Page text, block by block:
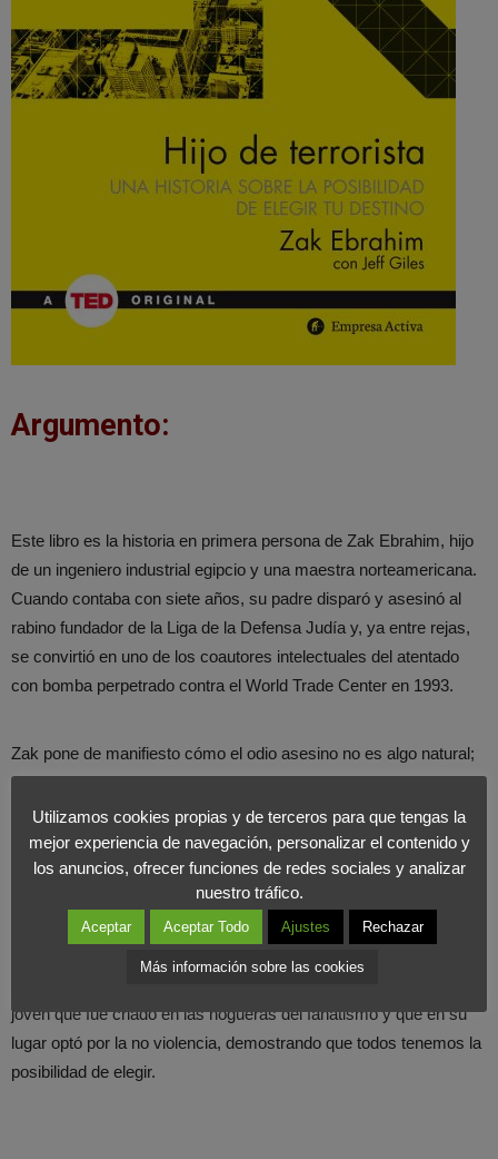
Argumento:
Este libro es la historia en primera persona de Zak Ebrahim, hijo
de un ingeniero industrial egipcio y una maestra norteamericana.
Cuando contaba con siete años, su padre disparó y asesinó al
rabino fundador de la Liga de la Defensa Judía y, ya entre rejas,
se convirtió en uno de los coautores intelectuales del atentado
con bomba perpetrado contra el World Trade Center en 1993.
Zak pone de manifiesto cómo el odio asesino no es algo natural;
es una mentira que tiene que ser enseñada e inculcada a la
fuerza. Solo a través de mentiras repetidas e impuestas una y
otra vez, especialmente a personas a las que no se les muestran
otras alternativas, puede calar. Y eso es precisamente lo que le
pasó a su padre; se creyó esa mentira y a su vez intentó
transmitírsela a su hijo.
joven que fue criado en las hogueras del fanatismo y que en su
lugar optó por la no violencia, demostrando que todos tenemos la
posibilidad de elegir.
Utilizamos cookies propias y de terceros para que tengas la
mejor experiencia de navegación, personalizar el contenido y
los anuncios, ofrecer funciones de redes sociales y analizar
nuestro tráfico.
Aceptar Aceptar Todo Ajustes Rechazar
Más información sobre las cookies